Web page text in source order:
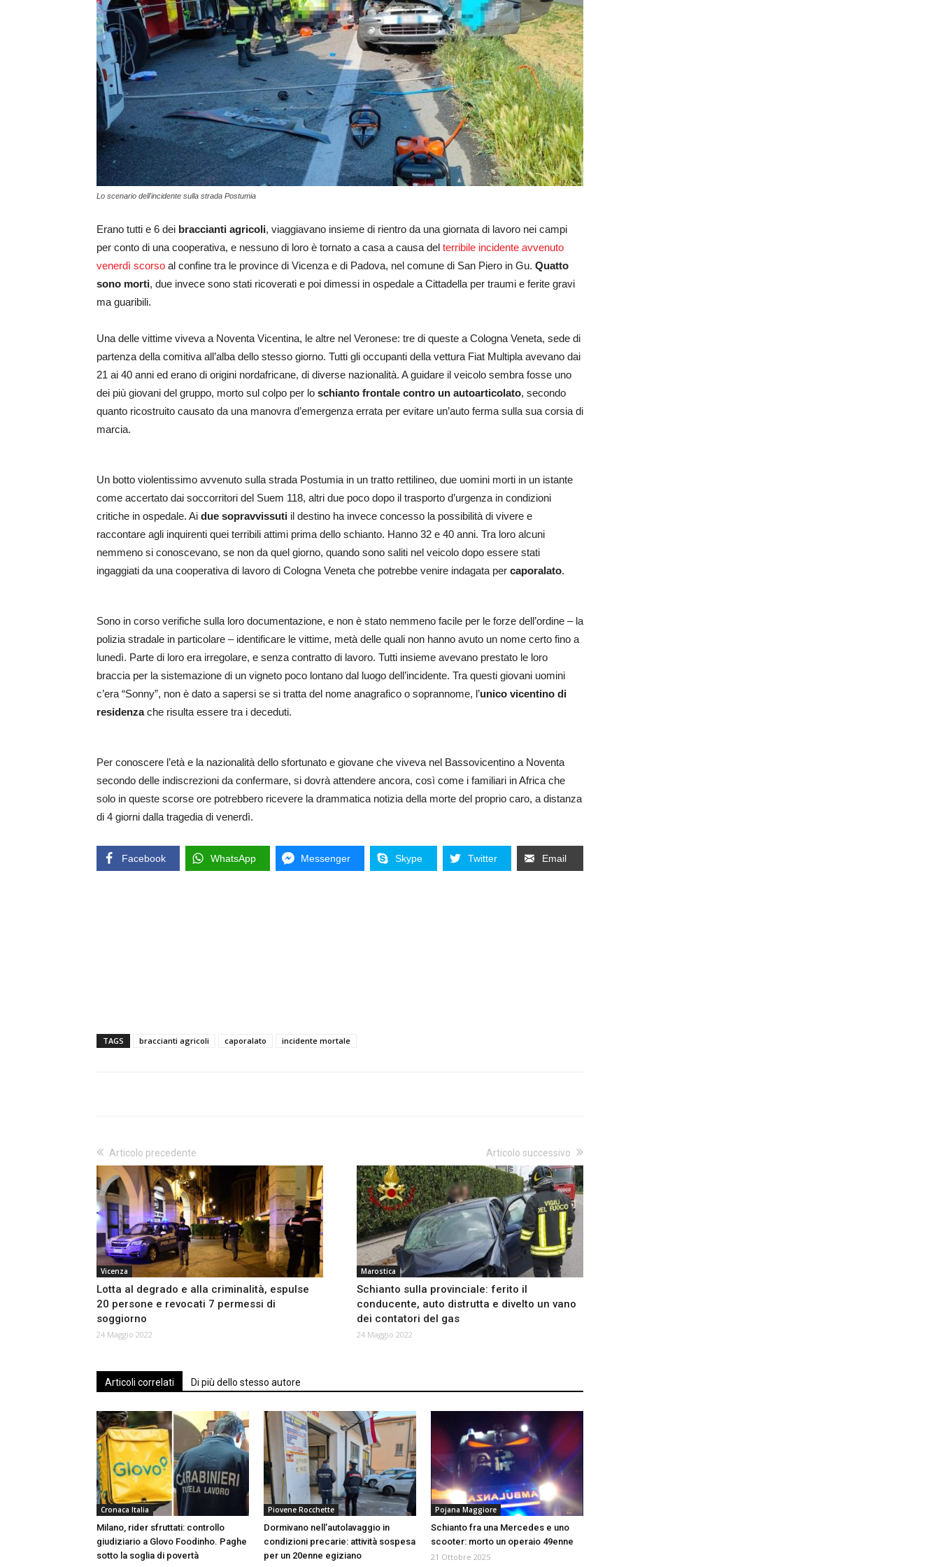
Lo scenario dell'incidente sulla strada Postumia
Erano tutti e 6 dei braccianti agricoli, viaggiavano insieme di rientro da una giornata di lavoro nei campi
per conto di una cooperativa, e nessuno di loro è tornato a casa a causa del terribile incidente avvenuto
venerdì scorso al confine tra le province di Vicenza e di Padova, nel comune di San Piero in Gu. Quatto
sono morti, due invece sono stati ricoverati e poi dimessi in ospedale a Cittadella per traumi e ferite gravi
ma guaribili.
Una delle vittime viveva a Noventa Vicentina, le altre nel Veronese: tre di queste a Cologna Veneta, sede di
partenza della comitiva all’alba dello stesso giorno. Tutti gli occupanti della vettura Fiat Multipla avevano dai
21 ai 40 anni ed erano di origini nordafricane, di diverse nazionalità. A guidare il veicolo sembra fosse uno
dei più giovani del gruppo, morto sul colpo per lo schianto frontale contro un autoarticolato, secondo
quanto ricostruito causato da una manovra d’emergenza errata per evitare un’auto ferma sulla sua corsia di
marcia.
Un botto violentissimo avvenuto sulla strada Postumia in un tratto rettilineo, due uomini morti in un istante
come accertato dai soccorritori del Suem 118, altri due poco dopo il trasporto d’urgenza in condizioni
critiche in ospedale. Ai due sopravvissuti il destino ha invece concesso la possibilità di vivere e
raccontare agli inquirenti quei terribili attimi prima dello schianto. Hanno 32 e 40 anni. Tra loro alcuni
nemmeno si conoscevano, se non da quel giorno, quando sono saliti nel veicolo dopo essere stati
ingaggiati da una cooperativa di lavoro di Cologna Veneta che potrebbe venire indagata per caporalato.
Sono in corso verifiche sulla loro documentazione, e non è stato nemmeno facile per le forze dell’ordine – la
polizia stradale in particolare – identificare le vittime, metà delle quali non hanno avuto un nome certo fino a
lunedì. Parte di loro era irregolare, e senza contratto di lavoro. Tutti insieme avevano prestato le loro
braccia per la sistemazione di un vigneto poco lontano dal luogo dell’incidente. Tra questi giovani uomini
c’era “Sonny”, non è dato a sapersi se si tratta del nome anagrafico o soprannome, l’unico vicentino di
residenzache risulta essere tra i deceduti.
Per conoscere l’età e la nazionalità dello sfortunato e giovane che viveva nel Bassovicentino a Noventa
secondo delle indiscrezioni da confermare, si dovrà attendere ancora, così come i familiari in Africa che
solo in queste scorse ore potrebbero ricevere la drammatica notizia della morte del proprio caro, a distanza
di 4 giorni dalla tragedia di venerdì.
Facebook WhatsApp Messenger Skype Twitter Email
TAGS braccianti agricoli caporalato incidente mortale
Articolo precedente
Vicenza
Lotta al degrado e alla criminalità, espulse
20 persone e revocati 7 permessi di
soggiorno
24 Maggio 2022
Articolo successivo
Marostica
Schianto sulla provinciale: ferito il
conducente, auto distrutta e divelto un vano
dei contatori del gas
24 Maggio 2022
Articoli correlati Di più dello stesso autore
Cronaca Italia
Milano, rider sfruttati: controllo
giudiziario a Glovo Foodinho. Paghe
sotto la soglia di povertà
Piovene Rocchette
Dormivano nell’autolavaggio in
condizioni precarie: attività sospesa
per un 20enne egiziano
Pojana Maggiore
Schianto fra una Mercedes e uno
scooter: morto un operaio 49enne
21 Ottobre 2025